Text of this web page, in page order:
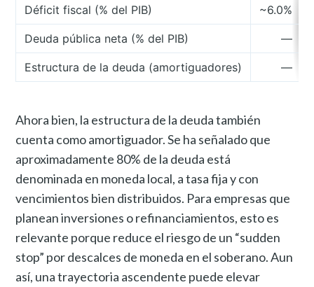
Déficit fiscal (% del PIB) ~6.0%
Deuda pública neta (% del PIB) —
Estructura de la deuda (amortiguadores) —
Ahora bien, la estructura de la deuda también
cuenta como amortiguador. Se ha señalado que
aproximadamente 80% de la deuda está
denominada en moneda local, a tasa fija y con
vencimientos bien distribuidos. Para empresas que
planean inversiones o refinanciamientos, esto es
relevante porque reduce el riesgo de un “sudden
stop” por descalces de moneda en el soberano. Aun
así, una trayectoria ascendente puede elevar